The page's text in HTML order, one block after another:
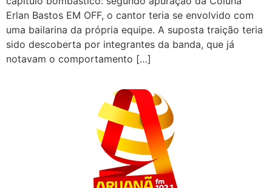
Erlan Bastos EM OFF, o cantor teria se envolvido com
uma bailarina da própria equipe. A suposta traição teria
sido descoberta por integrantes da banda, que já
notavam o comportamento […]